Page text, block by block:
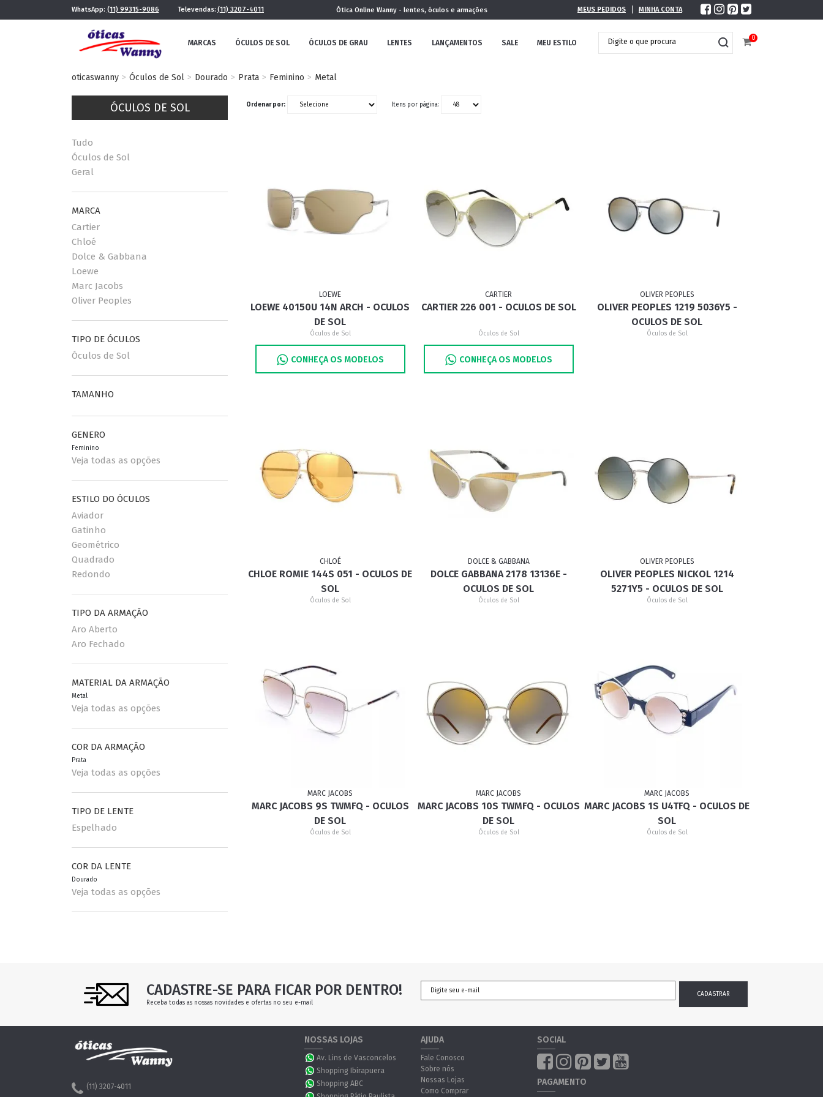
WhatsApp: (11) 99315-9086 Televendas: (11) 3207-4011 Ótica Online Wanny - lentes, óculos e armações MEUS PEDIDOS MINHA CONTA
MARCAS ÓCULOS DE SOL ÓCULOS DE GRAU LENTES LANÇAMENTOS SALE MEU ESTILO
0
MASCULINO FEMININO
COLEÇÃO
POR ESTILO
QUADRADO
ESPORTIVO RETRÔ MÁSCARA BORBOLETA CAÇADOR GATINHO
oticaswanny Óculos de Sol Dourado Prata Feminino Metal
ÓCULOS DE SOL
Tudo
Óculos de Sol
Geral
MARCA
Cartier
Chloé
Dolce & Gabbana
Loewe
Marc Jacobs
Oliver Peoples
TIPO DE ÓCULOS
Óculos de Sol
TAMANHO
GENERO
Feminino
Veja todas as opções
ESTILO DO ÓCULOS
Aviador
Gatinho
Geométrico
Quadrado
Redondo
TIPO DA ARMAÇÃO
Aro Aberto
Aro Fechado
MATERIAL DA ARMAÇÃO
Metal
Veja todas as opções
COR DA ARMAÇÃO
Prata
Veja todas as opções
TIPO DE LENTE
Espelhado
COR DA LENTE
Dourado
Veja todas as opções
Ordenar por: Itens por página:
LOEWE
LOEWE 40150U 14N ARCH - OCULOS
DE SOL
Óculos de Sol
CONHEÇA OS MODELOS
CARTIER
CARTIER 226 001 - OCULOS DE SOL
Óculos de Sol
CONHEÇA OS MODELOS
OLIVER PEOPLES
OLIVER PEOPLES 1219 5036Y5 -
OCULOS DE SOL
Óculos de Sol
CHLOÉ
CHLOE ROMIE 144S 051 - OCULOS DE
SOL
Óculos de Sol
DOLCE & GABBANA
DOLCE GABBANA 2178 13136E -
OCULOS DE SOL
Óculos de Sol
OLIVER PEOPLES
OLIVER PEOPLES NICKOL 1214
5271Y5 - OCULOS DE SOL
Óculos de Sol
MARC JACOBS
MARC JACOBS 9S TWMFQ - OCULOS
DE SOL
Óculos de Sol
MARC JACOBS
MARC JACOBS 10S TWMFQ - OCULOS
DE SOL
Óculos de Sol
MARC JACOBS
MARC JACOBS 1S U4TFQ - OCULOS DE
SOL
Óculos de Sol
CADASTRE-SE PARA FICAR POR DENTRO!
Receba todas as nossas novidades e ofertas no seu e-mail
(11) 3207-4011
NOSSAS LOJAS
Av. Lins de Vasconcelos
Shopping Ibirapuera
Shopping ABC
AJUDA
Fale Conosco
Sobre nós
Nossas Lojas
Como Comprar
SOCIAL
PAGAMENTO